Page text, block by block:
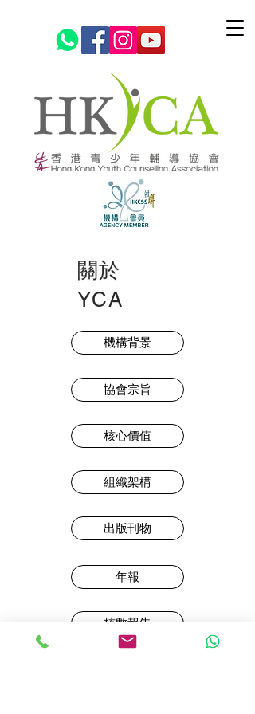
​關於
YCA
機構背景
協會宗旨
核心價值
組織架構
出版刊物
年報
核數報告